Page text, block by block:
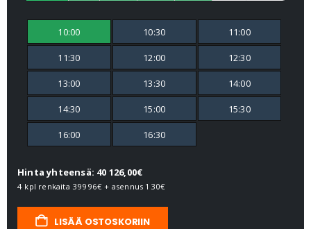
10:00 10:30 11:00
11:30 12:00 12:30
13:00 13:30 14:00
14:30 15:00 15:30
16:00 16:30
Hinta yhteensä: 40 126,00€
4 kpl renkaita 39996€ + asennus 130€
LISÄÄ OSTOSKORIIN